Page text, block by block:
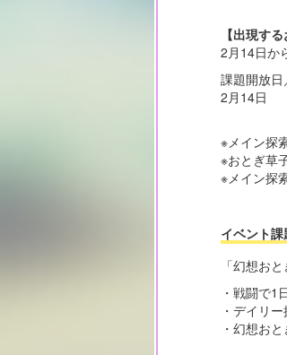
【出現す
2月14日か
課題開放
2月14日
※メイン探
※おとぎ草
※メイン探
イベント
「幻想お
・戦闘で1
・デイリ
・幻想お